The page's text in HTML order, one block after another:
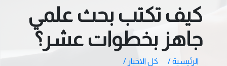
كيف تكتب بحث علمي
جاهز بخطوات عشر؟
الرئيسية /
كل الاخبار /